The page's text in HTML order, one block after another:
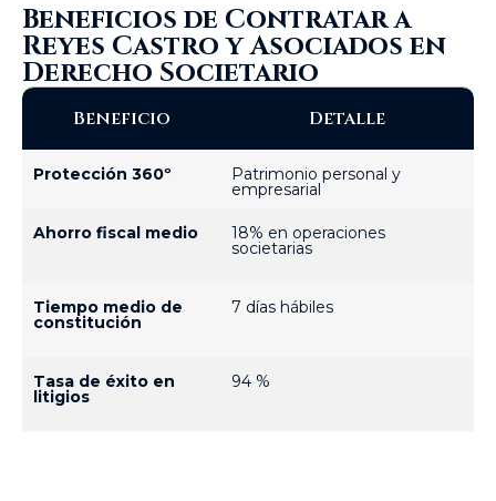
Beneficios de Contratar a
Reyes Castro y Asociados en
Derecho Societario
Beneficio Detalle
Protección 360º Patrimonio personal y
empresarial
Ahorro fiscal medio 18% en operaciones
societarias
Tiempo medio de
constitución
7 días hábiles
Tasa de éxito en
litigios
94 %